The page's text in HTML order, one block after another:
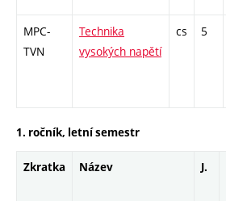
MPC-
TVN
Technika
vysokých napětí
cs 5
1. ročník, letní semestr
Zkratka Název J.